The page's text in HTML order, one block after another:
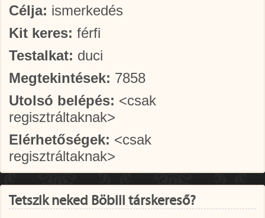
Célja: ismerkedés
Kit keres: férfi
Testalkat: duci
Megtekintések: 7858
Utolsó belépés: <csak
regisztráltaknak>
Elérhetőségek: <csak
regisztráltaknak>
Tetszik neked Böbiii társkereső?